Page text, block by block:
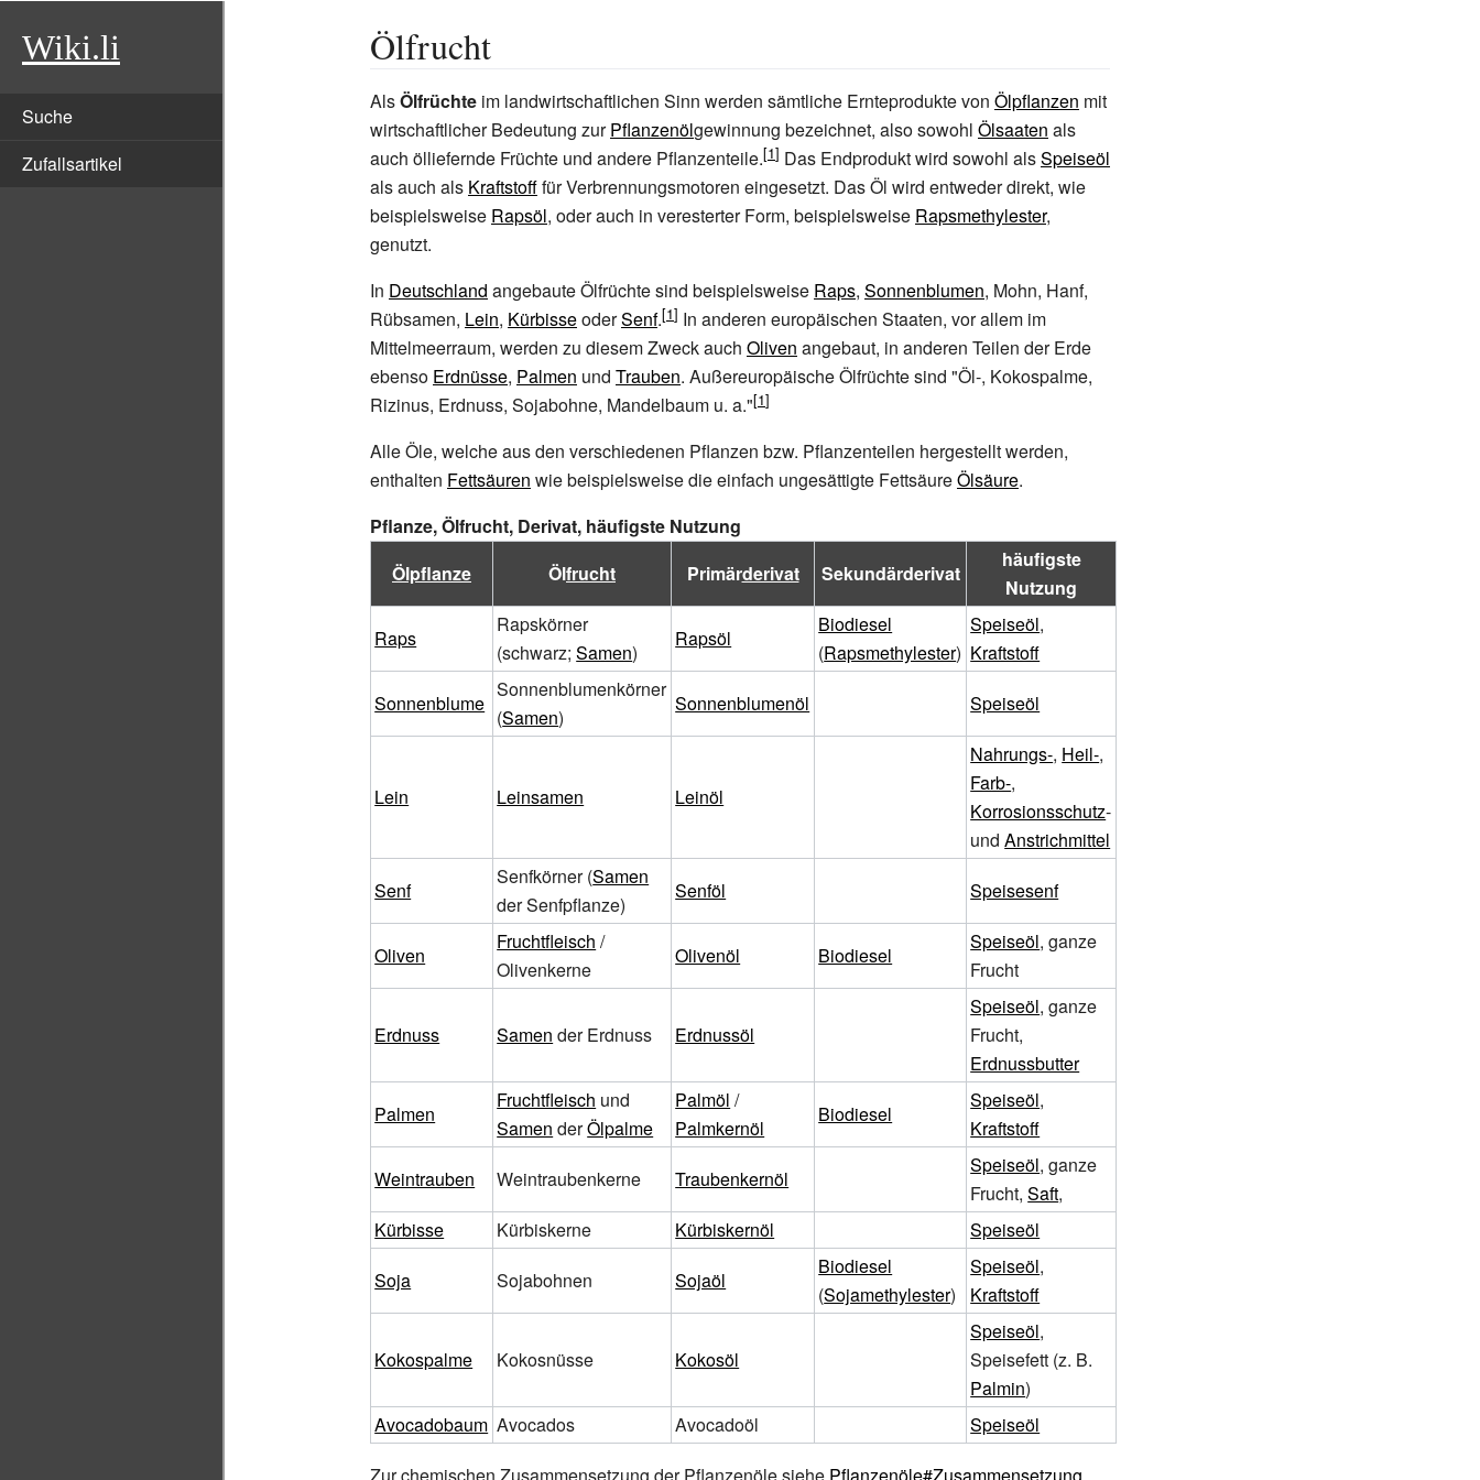
Wiki.li
Suche
Zufallsartikel
Ölfrucht
AlsÖlfrüchte im landwirtschaftlichen Sinn werden sämtliche Ernteprodukte von Ölpflanzen mit
wirtschaftlicher Bedeutung zurPflanzenölgewinnung bezeichnet, also sowohl Ölsaaten als
auch ölliefernde Früchte und andere Pflanzenteile.
Das Endprodukt wird sowohl alsSpeiseöl
als auch als Kraftstofffür Verbrennungsmotoren eingesetzt. Das Öl wird entweder direkt, wie
beispielsweise Rapsöl, oder auch in veresterter Form, beispielsweise Rapsmethylester,
genutzt.
In Deutschland angebaute Ölfrüchte sind beispielsweise Raps, Sonnenblumen, Mohn, Hanf,
Rübsamen, Lein, KürbisseoderSenf.
In anderen europäischen Staaten, vor allem im
Mittelmeerraum, werden zu diesem Zweck auch Oliven angebaut, in anderen Teilen der Erde
ebenso Erdnüsse, Palmen und Trauben. Außereuropäische Ölfrüchte sind "Öl-, Kokospalme,
Rizinus, Erdnuss, Sojabohne, Mandelbaum u. a."
Alle Öle, welche aus den verschiedenen Pflanzen bzw. Pflanzenteilen hergestellt werden,
enthalten Fettsäuren wie beispielsweise die einfach ungesättigte FettsäureÖlsäure.
Pflanze, Ölfrucht, Derivat, häufigste Nutzung
Ölpflanze
Ölfrucht Primärderivat Sekundärderivat
häufigste
Nutzung
Raps
Rapskörner
(schwarz;Samen)
Rapsöl
Biodiesel
(Rapsmethylester)
Speiseöl,
Kraftstoff
Sonnenblume
Sonnenblumenkörner
(Samen)
Sonnenblumenöl Speiseöl
Lein Leinsamen Leinöl
Nahrungs-, Heil-,
Farb-,
Korrosionsschutz-
undAnstrichmittel
Senf
Senfkörner (Samen
der Senfpflanze)
Senföl Speisesenf
Oliven
Fruchtfleisch /
Olivenkerne
Olivenöl Biodiesel
Speiseöl, ganze
Frucht
Erdnuss Samen der Erdnuss Erdnussöl
Speiseöl, ganze
Frucht,
Erdnussbutter
Palmen
Fruchtfleisch und
Samen derÖlpalme
Palmöl /
Palmkernöl
Biodiesel
Speiseöl,
Kraftstoff
Weintrauben
Weintraubenkerne Traubenkernöl
Speiseöl, ganze
Frucht,Saft,
Kürbisse
Kürbiskerne Kürbiskernöl
Speiseöl
Soja
Sojabohnen Sojaöl
Biodiesel
(Sojamethylester)
Speiseöl,
Kraftstoff
Kokospalme Kokosnüsse Kokosöl
Speiseöl,
Speisefett (z. B.
Palmin)
Avocadobaum Avocados Avocadoöl
Speiseöl